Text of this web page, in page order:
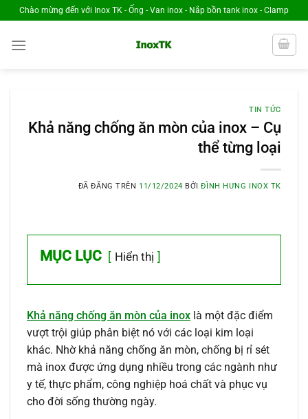
Chuyển
đến
nội
Chào mừng đến với Inox TK - Ống - Van inox - Nắp bồn tank inox - Clamp
TIN TỨC
Khả năng chống ăn mòn của inox – Cụ
thể từng loại
ĐÃ ĐĂNG TRÊN 11/12/2024 BỞIĐÌNH HƯNG INOX TK
MỤC LỤC Hiển thị
Khả năng chống ăn mòn của inox là một đặc điểm
vượt trội giúp phân biệt nó với các loại kim loại
khác. Nhờ khả năng chống ăn mòn, chống bị rỉ sét
mà inox được ứng dụng nhiều trong các ngành như
y tế, thực phẩm, công nghiệp hoá chất và phục vụ
cho đời sống thường ngày.